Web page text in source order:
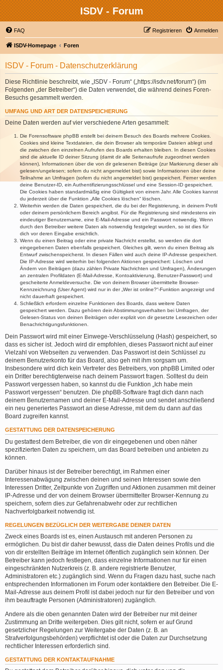
ISDV - Forum
FAQ Anmelden
Registrieren
ISDV-Homepage Foren
ISDV - Forum - Datenschutzerklärung
Diese Richtlinie beschreibt, wie „ISDV - Forum“ („https://isdv.net/forum“) (im
Folgenden „der Betreiber“) die Daten verwendet, die während deines Foren-
Besuchs gesammelt werden.
UMFANG UND ART DER DATENSPEICHERUNG
Deine Daten werden auf vier verschiedene Arten gesammelt:
Die Forensoftware phpBB erstellt bei deinem Besuch des Boards mehrere Cookies.
Cookies sind kleine Textdateien, die dein Browser als temporäre Dateien ablegt und
die zwischen den einzelnen Aufrufen des Boards erhalten bleiben. In diesen Cookies
sind die aktuelle ID deiner Sitzung (damit dir alle Seitenaufrufe zugeordnet werden
können), Informationen über die von dir gelesenen Beiträge (zur Markierung dieser als
gelesen/ungelesen; sofern du nicht angemeldet bist) sowie Informationen über deine
Teilnahme an Umfragen (sofern du nicht angemeldet bist) gespeichert. Ferner werden
deine Benutzer-ID, ein Authentifizierungsschlüssel und eine Session-ID gespeichert.
Die Cookies haben standardmäßig eine Gültigkeit von einem Jahr. Alle Cookies kannst
du jederzeit über die Funktion „Alle Cookies löschen“ löschen.
Weiterhin werden die Daten gespeichert, die du bei der Registrierung, in deinem Profil
oder deinem persönlichem Bereich angibst. Für die Registrierung sind mindestens ein
eindeutiger Benutzername, eine E-Mail-Adresse und ein Passwort notwendig. Wenn
durch den Betreiber weitere Daten als notwendig festgelegt wurden, so ist dies für
dich vor deren Eingabe ersichtlich.
Wenn du einen Beitrag oder eine private Nachricht erstellst, so werden die dort
eingegebenen Daten ebenfalls gespeichert. Gleiches gilt, wenn du einen Beitrag als
Entwurf zwischenspeicherst. In diesen Fällen wird auch deine IP-Adresse gespeichert.
Die IP-Adresse wird weiterhin bei folgenden Aktionen gespeichert: Löschen und
Ändern von Beiträgen (dazu zählen Private Nachrichten und Umfragen), Änderungen
an zentralen Profildaten (E-Mail-Adresse, Kontoaktivierung, Benutzer-Passwort) und
gescheiterte Anmeldeversuche. Die von deinem Browser übermittelte Browser-
Kennzeichnung (User Agent) wird nur in der „Wer ist online?“-Funktion angezeigt und
nicht dauerhaft gespeichert.
Schließlich erfordern einzelne Funktionen des Boards, dass weitere Daten
gespeichert werden. Dazu gehören dein Abstimmungsverhalten bei Umfragen, der
Gelesen-Status von deinen Beiträgen oder explizit von dir gesetzte Lesezeichen oder
Benachrichtigungsfunktionen.
Dein Passwort wird mit einer Einwege-Verschlüsselung (Hash) gespeichert, so
dass es sicher ist. Jedoch wird dir empfohlen, dieses Passwort nicht auf einer
Vielzahl von Webseiten zu verwenden. Das Passwort ist dein Schlüssel zu
deinem Benutzerkonto für das Board, also geh mit ihm sorgsam um.
Insbesondere wird dich kein Vertreter des Betreibers, von phpBB Limited oder
ein Dritter berechtigterweise nach deinem Passwort fragen. Solltest du dein
Passwort vergessen haben, so kannst du die Funktion „Ich habe mein
Passwort vergessen“ benutzen. Die phpBB-Software fragt dich dann nach
deinem Benutzernamen und deiner E-Mail-Adresse und sendet anschließend
ein neu generiertes Passwort an diese Adresse, mit dem du dann auf das
Board zugreifen kannst.
GESTATTUNG DER DATENSPEICHERUNG
Du gestattest dem Betreiber, die von dir eingegebenen und oben näher
spezifizierten Daten zu speichern, um das Board betreiben und anbieten zu
können.
Darüber hinaus ist der Betreiber berechtigt, im Rahmen einer
Interessenabwägung zwischen deinen und seinen Interessen sowie den
Interessen Dritter, Zeitpunkte von Zugriffen und Aktionen zusammen mit deiner
IP-Adresse und der von deinem Browser übermittelter Browser-Kennung zu
speichern, sofern dies zur Gefahrenabwehr oder zur rechtlichen
Nachverfolgbarkeit notwendig ist.
REGELUNGEN BEZÜGLICH DER WEITERGABE DEINER DATEN
Zweck eines Boards ist es, einen Austausch mit anderen Personen zu
ermöglichen. Du bist dir daher bewusst, dass die Daten deines Profils und die
von dir erstellten Beiträge im Internet öffentlich zugänglich sein können. Der
Betreiber kann jedoch festlegen, dass einzelne Informationen nur für einen
eingeschränkten Nutzerkreis (z. B. andere registrierte Benutzer,
Administratoren etc.) zugänglich sind. Wenn du Fragen dazu hast, suche nach
entsprechenden Informationen im Forum oder kontaktiere den Betreiber. Die E-
Mail-Adresse aus deinem Profil ist dabei jedoch nur für den Betreiber und von
ihm beauftragte Personen (Administratoren) zugänglich.
Andere als die oben genannten Daten wird der Betreiber nur mit deiner
Zustimmung an Dritte weitergeben. Dies gilt nicht, sofern er auf Grund
gesetzlicher Regelungen zur Weitergabe der Daten (z. B. an
Strafverfolgungsbehörden) verpflichtet ist oder die Daten zur Durchsetzung
rechtlicher Interessen erforderlich sind.
GESTATTUNG DER KONTAKTAUFNAHME